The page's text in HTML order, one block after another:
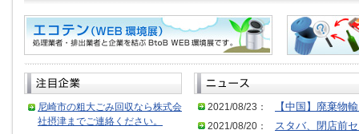
尼崎市の粗大ごみ回収なら株式会
社摂津までご連絡ください。
2021/08/23：
【中国】廃棄物
2021/08/20：
スタバ、閉店前